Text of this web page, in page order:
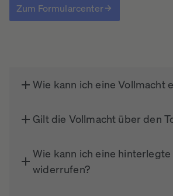
Zum Formularcenter
Wie kann ich eine Vollmacht
Gilt die Vollmacht über den
Wie kann ich eine
widerrufen?